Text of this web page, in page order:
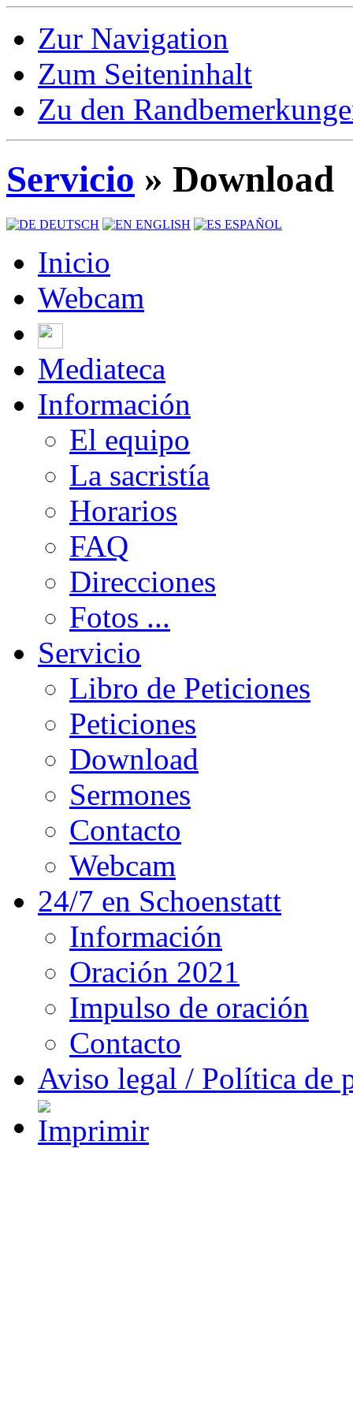
Zur Navigation
Zum Seiteninhalt
Zu den
Servicio » Download
DEUTSCH ENGLISH ESPAÑOL
Inicio
Webcam
Mediateca
Información
El equipo
La sacristía
Horarios
FAQ
Direcciones
Fotos ...
Servicio
Libro de Peticiones
Peticiones
Download
Sermones
Contacto
Webcam
24/7 en Schoenstatt
Información
Oración 2021
Impulso de oración
Contacto
Aviso legal / Política de